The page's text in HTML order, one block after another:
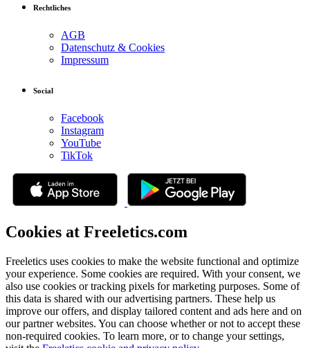
Rechtliches
AGB
Datenschutz & Cookies
Impressum
Social
Facebook
Instagram
YouTube
TikTok
Cookies at Freeletics.com
Freeletics uses cookies to make the website functional and optimize
your experience. Some cookies are required. With your consent, we
also use cookies or tracking pixels for marketing purposes. Some of
this data is shared with our advertising partners. These help us
improve our offers, and display tailored content and ads here and on
our partner websites. You can choose whether or not to accept these
non-required cookies. To learn more, or to change your settings,